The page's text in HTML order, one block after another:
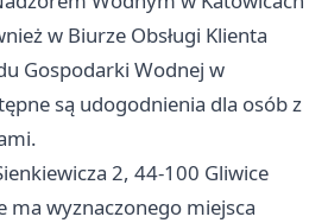
w Biurze Obsługi Klienta
Gospodarki Wodnej w
są udogodnienia dla osób z
2, 44-100 Gliwice
ma wyznaczonego miejsca